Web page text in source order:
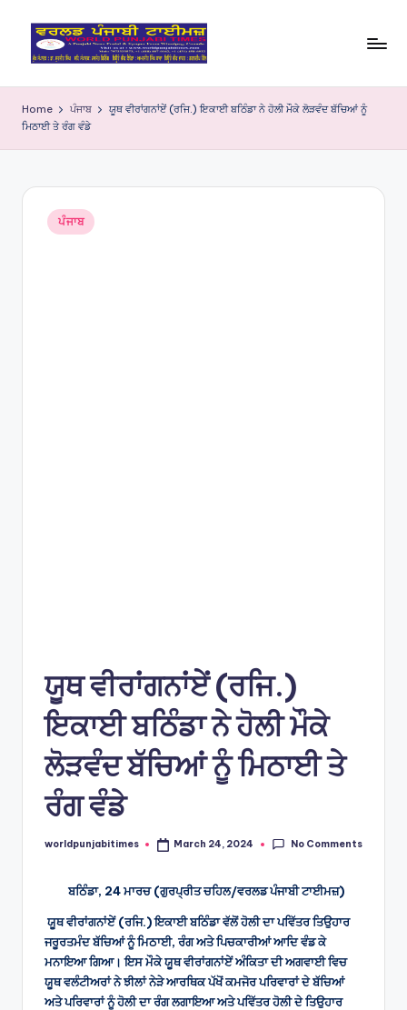
o
rl
Home ਪੰਜਾਬ
ਯੂਥ ਵੀਰਾਂਗਨਾਂਏਂ (ਰਜਿ.) ਇਕਾਈ ਬਠਿੰਡਾ ਨੇ ਹੋਲੀ ਮੌਕੇ ਲੋੜਵੰਦ ਬੱਚਿਆਂ ਨੂੰ
ਮਿਠਾਈ ਤੇ ਰੰਗ ਵੰਡੇ
Posted
in
ਪੰਜਾਬ
ਯੂਥ ਵੀਰਾਂਗਨਾਂਏਂ (ਰਜਿ.)
ਇਕਾਈ ਬਠਿੰਡਾ ਨੇ ਹੋਲੀ ਮੌਕੇ
ਲੋੜਵੰਦ ਬੱਚਿਆਂ ਨੂੰ ਮਿਠਾਈ ਤੇ
ਰੰਗ ਵੰਡੇ
Posted
worldpunjabitimes March 24, 2024 No Comments
ਬਠਿੰਡਾ, 24 ਮਾਰਚ (ਗੁਰਪ੍ਰੀਤ ਚਹਿਲ/ਵਰਲਡ ਪੰਜਾਬੀ ਟਾਈਮਜ਼)
ਯੂਥ ਵੀਰਾਂਗਨਾਂਏਂ (ਰਜਿ.) ਇਕਾਈ ਬਠਿੰਡਾ ਵੱਲੋਂ ਹੋਲੀ ਦਾ ਪਵਿੱਤਰ ਤਿਉਹਾਰ
ਜਰੂਰਤਮੰਦ ਬੱਚਿਆਂ ਨੂੰ ਮਿਠਾਈ, ਰੰਗ ਅਤੇ ਪਿਚਕਾਰੀਆਂ ਆਦਿ ਵੰਡ ਕੇ
ਮਨਾਇਆ ਗਿਆ। ਇਸ ਮੌਕੇ ਯੂਥ ਵੀਰਾਂਗਨਾਂਏਂ ਅੰਕਿਤਾ ਦੀ ਅਗਵਾਈ ਵਿਚ
ਯੂਥ ਵਲੰਟੀਅਰਾਂ ਨੇ ਝੀਲਾਂ ਨੇੜੇ ਆਰਥਿਕ ਪੱਖੋਂ ਕਮਜੋਰ ਪਰਿਵਾਰਾਂ ਦੇ ਬੱਚਿਆਂ
ਅਤੇ ਪਰਿਵਾਰਾਂ ਨੂੰ ਹੋਲੀ ਦਾ ਰੰਗ ਲਗਾਇਆ ਅਤੇ ਪਵਿੱਤਰ ਹੋਲੀ ਦੇ ਤਿਉਹਾਰ